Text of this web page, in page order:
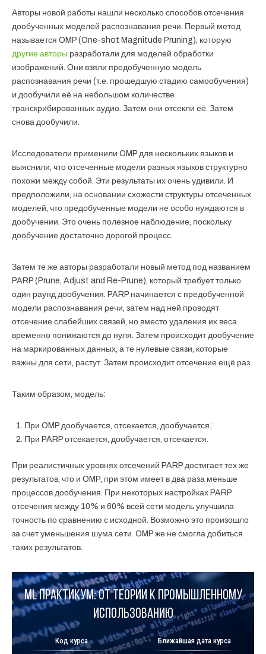
Авторы новой работы нашли несколько способов отсечения
дообученных моделей распознавания речи. Первый метод
называется OMP (One-shot Magnitude Pruning), которую
другие авторы разработали для моделей обработки
изображений. Они взяли предобученную модель
распознавания речи (т.е. прошедшую стадию самообучения)
и дообучили её на небольшом количестве
транскрибированных аудио. Затем они отсекли её. Затем
снова дообучили.
Исследователи применили OMP для нескольких языков и
выяснили, что отсеченные модели разных языков структурно
похожи между собой. Эти результаты их очень удивили. И
предположили, на основании схожести структуры отсеченных
моделей, что предобученные модели не особо нуждаются в
дообучении. Это очень полезное наблюдение, поскольку
дообучение достаточно дорогой процесс.
Затем те же авторы разработали новый метод под названием
PARP (Prune, Adjust and Re-Prune), который требует только
один раунд дообучения. PARP начинается с предобученной
модели распознавания речи, затем над ней проводят
отсечение слабейших связей, но вместо удаления их веса
временно понижаются до нуля. Затем происходит дообучение
на маркированных данных, а те нулевые связи, которые
важны для сети, растут. Затем происходит отсечение ещё раз.
Таким образом, модель:
При OMP дообучается, отсекается, дообучается;
При PARP отсекается, дообучается, отсекается.
При реалистичных уровнях отсечений PARP достигает тех же
результатов, что и OMP, при этом имеет в два раза меньше
процессов дообучения. При некоторых настройках PARP
отсечения между 10% и 60% всей сети модель улучшила
точность по сравнению с исходной. Возможно это произошло
за счет уменьшения шума сети. OMP же не смогла добиться
таких результатов.
ML Практикум: от теории к промышленному
использованию
Код курса Ближайшая дата курса